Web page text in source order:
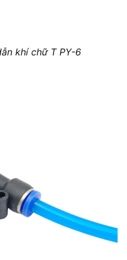
khí chữ T PY-6